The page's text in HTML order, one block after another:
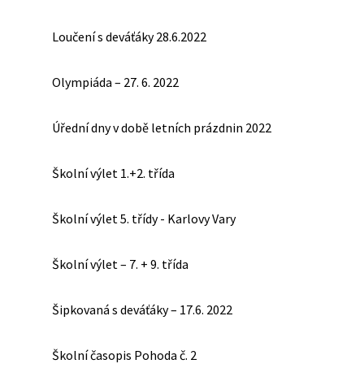
Loučení s deváťáky 28.6.2022
Olympiáda – 27. 6. 2022
Úřední dny v době letních prázdnin 2022
Školní výlet 1.+2. třída
Školní výlet 5. třídy - Karlovy Vary
Školní výlet – 7. + 9. třída
Šipkovaná s deváťáky – 17.6. 2022
Školní časopis Pohoda č. 2